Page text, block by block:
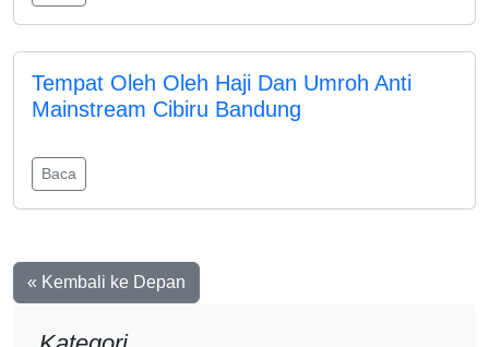
Tempat Oleh Oleh Haji Dan Umroh Anti
Mainstream Cibiru Bandung
Baca
« Kembali ke Depan